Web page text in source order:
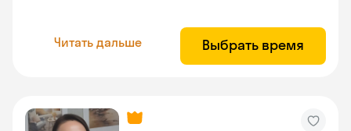
Читать дальше Выбрать время